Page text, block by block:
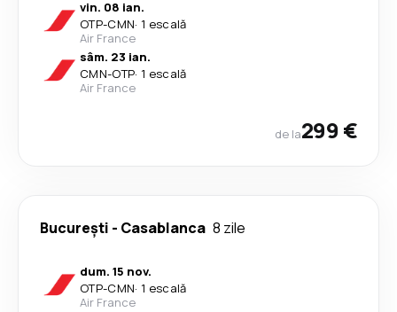
vin. 08 ian.
OTP-CMN· 1 escală
Air France
sâm. 23 ian.
CMN-OTP· 1 escală
Air France
de la299 €
București - Casablanca 8 zile
dum. 15 nov.
OTP-CMN· 1 escală
Air France